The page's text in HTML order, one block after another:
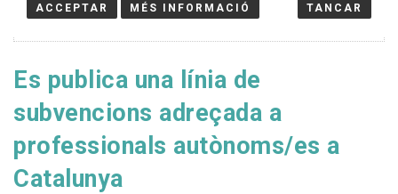
Es publica una línia de
subvencions adreçada a
professionals autònoms/es a
Catalunya
ACCEPTAR MÉS INFORMACIÓ TANCAR